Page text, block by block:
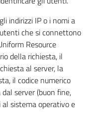
indirizzi IP o i nomi a
che si connettono
Resource
della richiesta, il
al server, la
il codice numerico
server (buon fine,
sistema operativo e